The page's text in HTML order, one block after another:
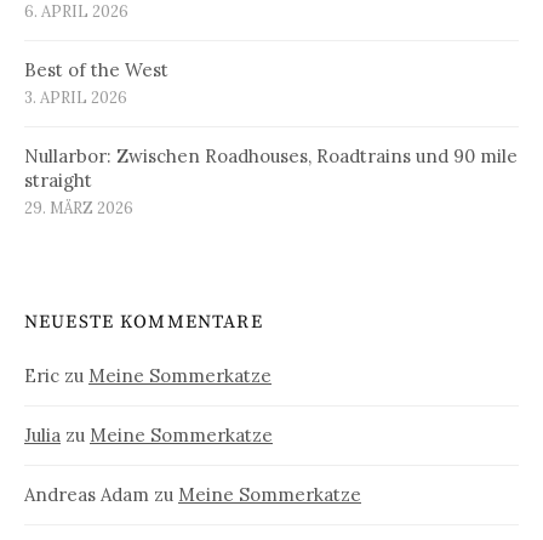
6. APRIL 2026
Best of the West
3. APRIL 2026
Nullarbor: Zwischen Roadhouses, Roadtrains und 90 mile
straight
29. MÄRZ 2026
NEUESTE KOMMENTARE
Eric zu Meine Sommerkatze
Julia zu Meine Sommerkatze
Andreas Adam zu Meine Sommerkatze